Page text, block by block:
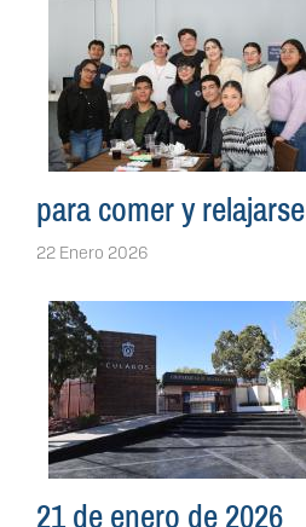
para comer y relajarse
22 Enero 2026
21 de enero de 2026